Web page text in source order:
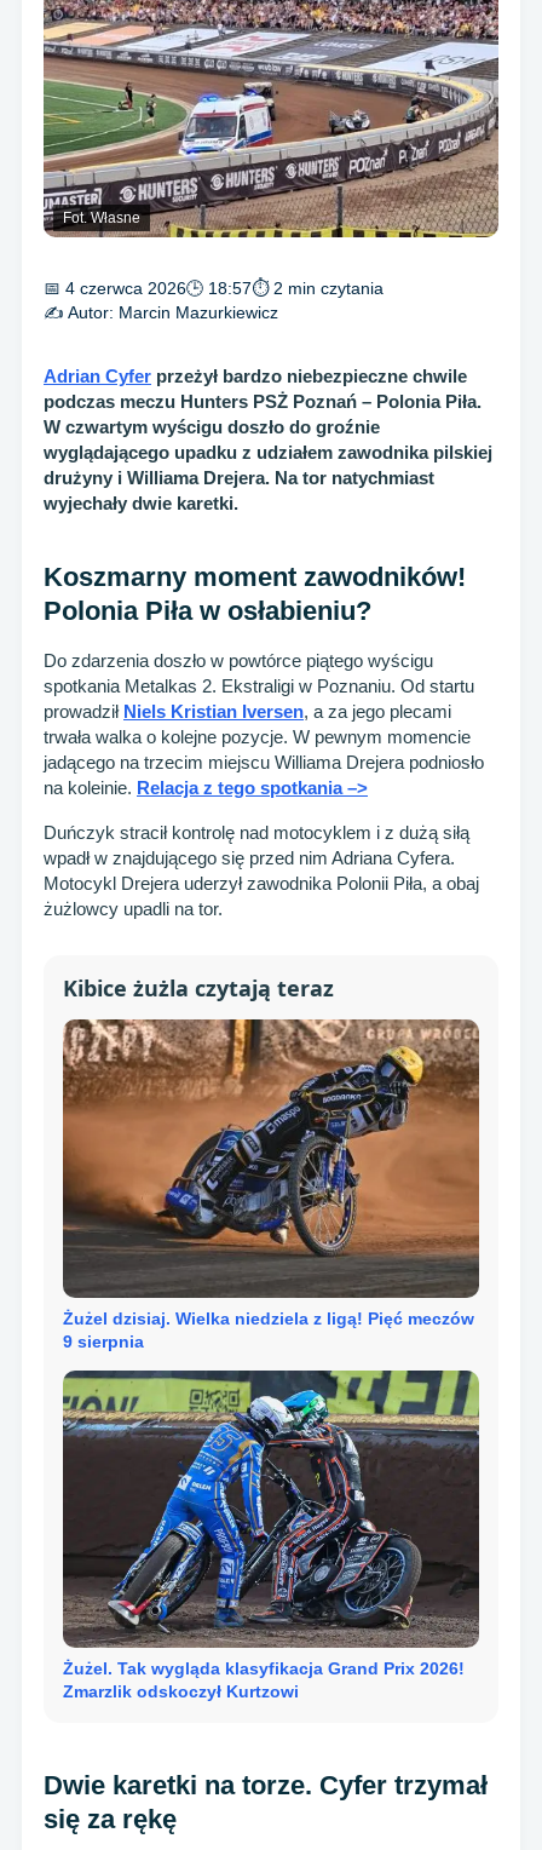
Fot. Własne
📅 4 czerwca 2026🕒 18:57⏱ 2 min czytania
✍️ Autor: Marcin Mazurkiewicz
Adrian Cyfer przeżył bardzo niebezpieczne chwile
podczas meczu Hunters PSŻ Poznań – Polonia Piła.
W czwartym wyścigu doszło do groźnie
wyglądającego upadku z udziałem zawodnika pilskiej
drużyny i Williama Drejera. Na tor natychmiast
wyjechały dwie karetki.
Koszmarny moment zawodników!
Polonia Piła w osłabieniu?
Do zdarzenia doszło w powtórce piątego wyścigu
spotkania Metalkas 2. Ekstraligi w Poznaniu. Od startu
prowadził Niels Kristian Iversen, a za jego plecami
trwała walka o kolejne pozycje. W pewnym momencie
jadącego na trzecim miejscu Williama Drejera podniosło
na koleinie. Relacja z tego spotkania –>
Duńczyk stracił kontrolę nad motocyklem i z dużą siłą
wpadł w znajdującego się przed nim Adriana Cyfera.
Motocykl Drejera uderzył zawodnika Polonii Piła, a obaj
żużlowcy upadli na tor.
Kibice żużla czytają teraz
Żużel dzisiaj. Wielka niedziela z ligą! Pięć meczów
9 sierpnia
Żużel. Tak wygląda klasyfikacja Grand Prix 2026!
Zmarzlik odskoczył Kurtzowi
Dwie karetki na torze. Cyfer trzymał
się za rękę